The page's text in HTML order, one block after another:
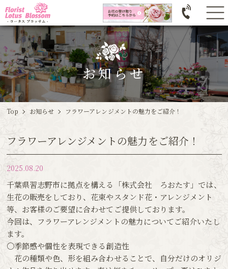
お知らせ
Top お知らせ フラワーアレンジメントの魅力をご紹介！
フラワーアレンジメントの魅力をご紹介！
2025.08.20
千葉県習志野市に拠点を構える「株式会社 ろおたす」では、
生花の販売をしており、花束やスタンド花・アレンジメント
等、お客様のご要望に合わせてご提供しております。
今回は、フラワーアレンジメントの魅力についてご紹介いたし
ます。
〇季節感や個性を表現できる創造性
花の種類や色、形を組み合わせることで、自分だけのオリジ